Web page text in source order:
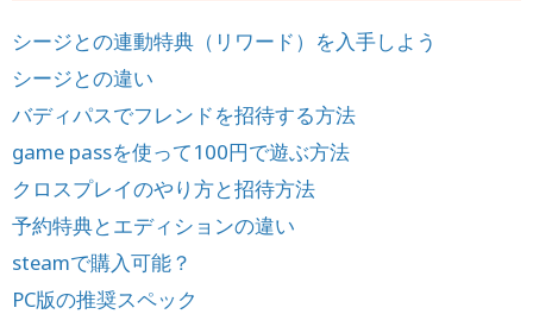
シージとの連動特典（リワード）を入手しよう
シージとの違い
バディパスでフレンドを招待する方法
game passを使って100円で遊ぶ方法
クロスプレイのやり方と招待方法
予約特典とエディションの違い
steamで購入可能？
PC版の推奨スペック